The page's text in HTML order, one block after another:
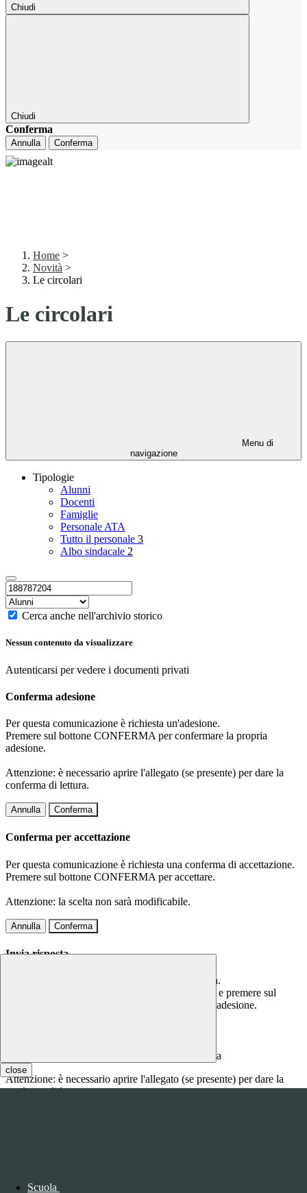
Chiudi
Chiudi
Conferma
Annulla Conferma
close
Scuola
Home >
Novità >
Le circolari
Le circolari
Menu di
navigazione
Tipologie
Alunni
Docenti
Famiglie
Personale ATA
Tutto il personale 3
Albo sindacale 2
Cerca anche nell'archivio storico
Nessun contenuto da visualizzare
Autenticarsi per vedere i documenti privati
Conferma adesione
Per questa comunicazione è richiesta un'adesione.
Premere sul bottone CONFERMA per confermare la propria
adesione.
Attenzione: è necessario aprire l'allegato (se presente) per dare la
conferma di lettura.
Annulla Conferma
Conferma per accettazione
Per questa comunicazione è richiesta una conferma di accettazione.
Premere sul bottone CONFERMA per accettare.
Attenzione: la scelta non sarà modificabile.
Annulla Conferma
Invia risposta
Per questa comunicazione è richiesta una risposta.
Scrivere la risposta nel campo di testo sottostante e premere sul
bottone CONFERMA per confermare la propria adesione.
Inserire qui la risposta
Attenzione: è necessario aprire l'allegato (se presente) per dare la
conferma di lettura.
Personalizza